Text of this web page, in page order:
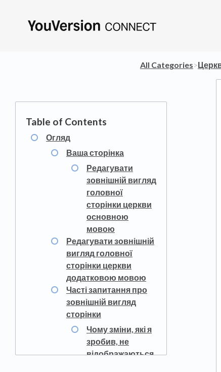
All Categories​>​
Огляд
Ваша сторінка
Редагувати
зовнішній вигляд
головної
сторінки церкви
основною
мовою
Редагувати зовнішній
вигляд головної
сторінки церкви
додатковою мовою
Часті запитання про
зовнішній вигляд
сторінки
Чому зміни, які я
зробив, не
відображаються